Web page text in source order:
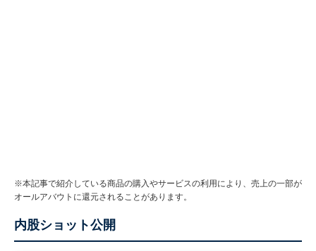
※本記事で紹介している商品の購入やサービスの利用により、売上の一部が
オールアバウトに還元されることがあります。
内股ショット公開